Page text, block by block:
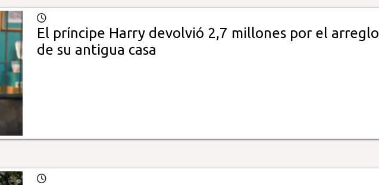
El príncipe Harry devolvió 2,7 millones por el arreglo
de su antigua casa